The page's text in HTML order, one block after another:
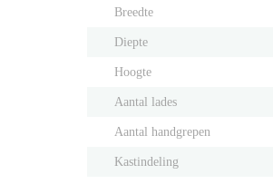
Breedte
Diepte
Hoogte
Aantal lades
Aantal handgrepen
Kastindeling